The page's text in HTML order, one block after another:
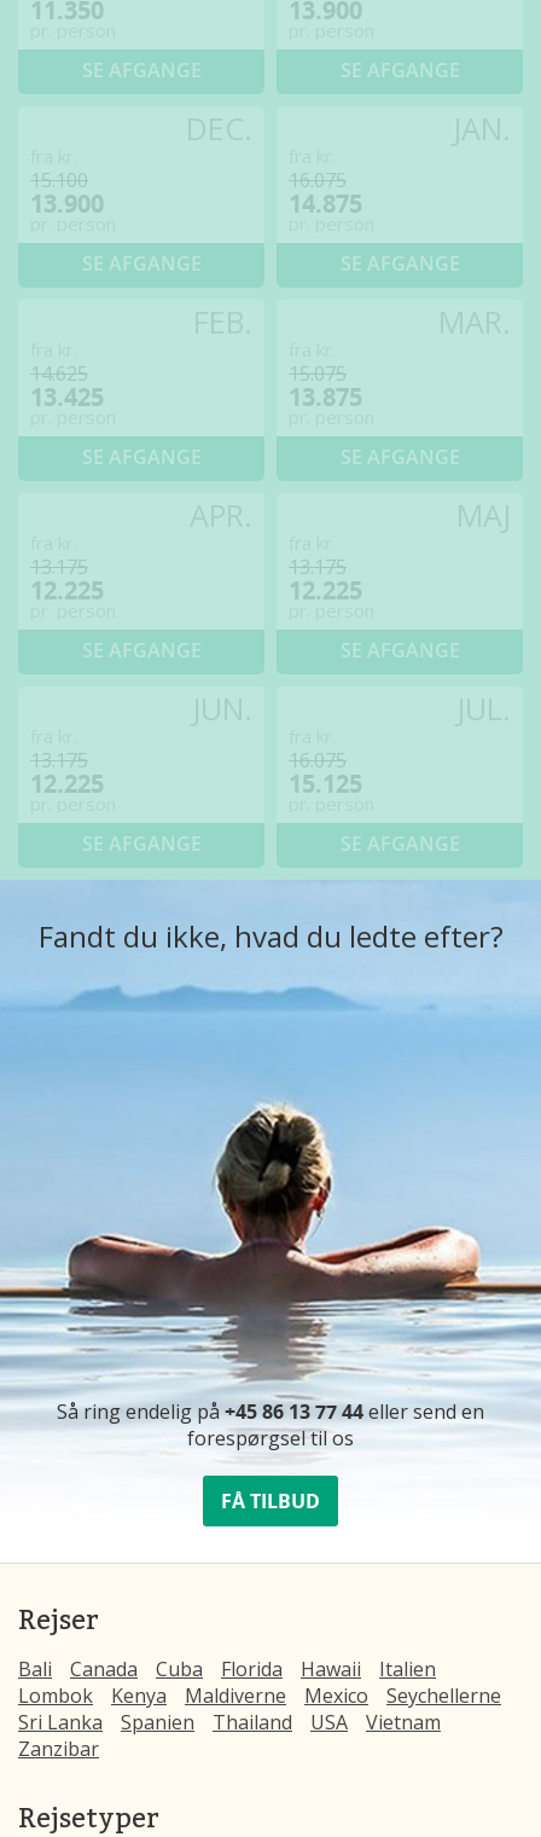
11.350
SE AFGANGE
13.900
SE AFGANGE
15.100
13.900
SE AFGANGE
16.075
14.875
SE AFGANGE
14.625
13.425
SE AFGANGE
15.075
13.875
SE AFGANGE
13.175
12.225
SE AFGANGE
13.175
12.225
SE AFGANGE
13.175
12.225
SE AFGANGE
16.075
15.125
SE AFGANGE
Fandt du ikke, hvad du ledte efter?
Så ring endelig på +45 86 13 77 44eller send en
forespørgsel til os
FÅ TILBUD
Rejser
Bali Canada Cuba Florida Hawaii
Italien
Lombok
Kenya Maldiverne Mexico
Seychellerne
Sri Lanka
Spanien Thailand USA
Vietnam
Zanzibar
Rejsetyper